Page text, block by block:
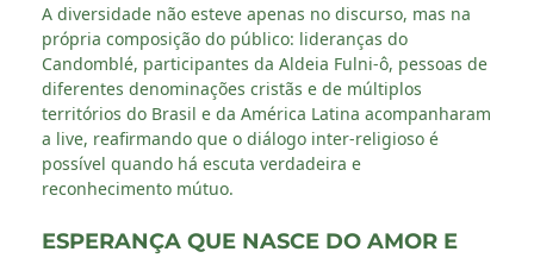
A diversidade não esteve apenas no discurso, mas na
própria composição do público: lideranças do
Candomblé, participantes da Aldeia Fulni-ô, pessoas de
diferentes denominações cristãs e de múltiplos
territórios do Brasil e da América Latina acompanharam
a live, reafirmando que o diálogo inter-religioso é
possível quando há escuta verdadeira e
reconhecimento mútuo.
ESPERANÇA QUE NASCE DO AMOR E